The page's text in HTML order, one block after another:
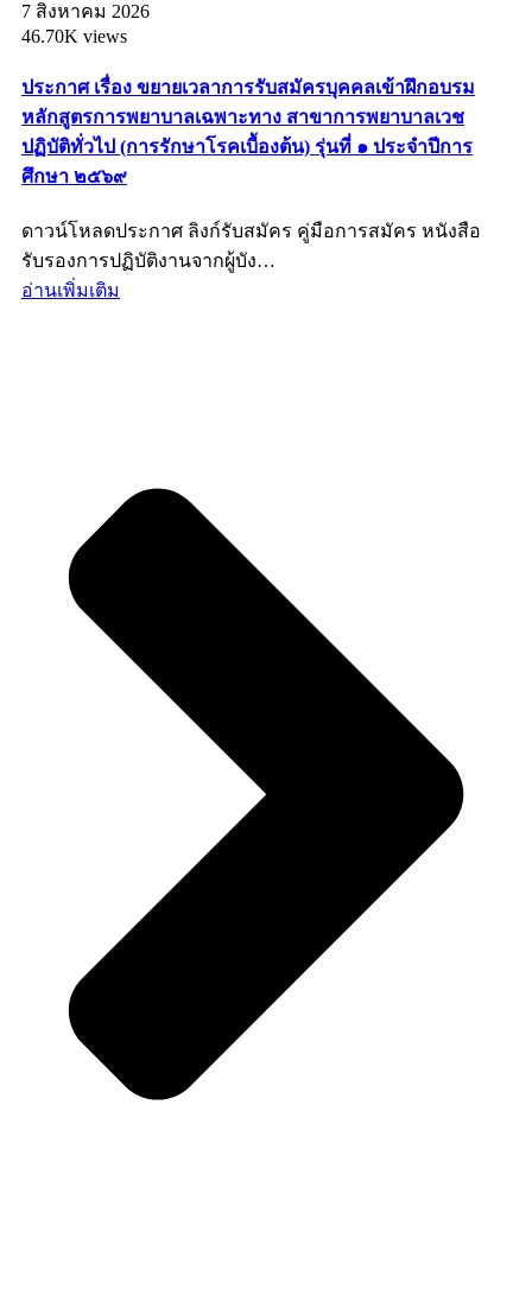
7 สิงหาคม 2026
46.70K views
ประกาศ เรื่อง ขยายเวลาการรับสมัครบุคคลเข้าฝึกอบรม
หลักสูตรการพยาบาลเฉพาะทาง สาขาการพยาบาลเวช
ปฏิบัติทั่วไป (การรักษาโรคเบื้องต้น) รุ่นที่ ๑ ประจำปีการ
ศึกษา ๒๕๖๙
ดาวน์โหลดประกาศ ลิงก์รับสมัคร คู่มือการสมัคร หนังสือ
รับรองการปฏิบัติงานจากผู้บัง…
อ่านเพิ่มเติม